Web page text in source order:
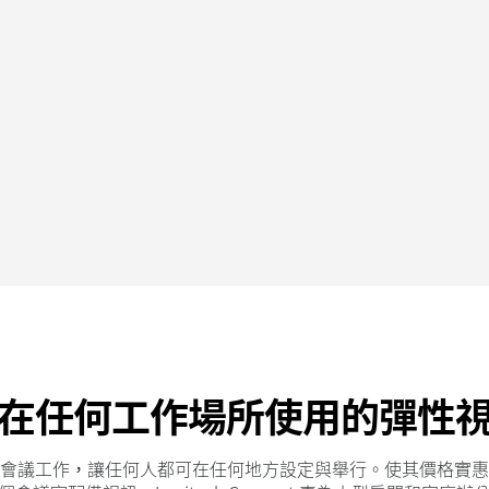
任何工作場所使用的彈性
議工作，讓任何人都可在任何地方設定與舉行。使其價格實